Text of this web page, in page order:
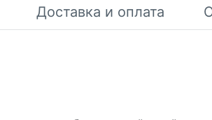
Доставка и оплата